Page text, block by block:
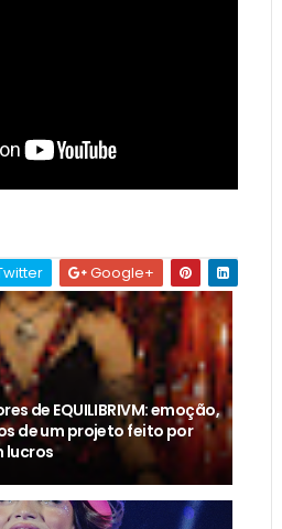
Google+
de EQUILIBRIVM: emoção,
de um projeto feito por
lucros